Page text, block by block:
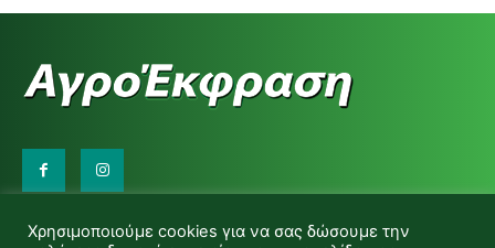
d.makas@yahoo.gr
Χρησιμοποιούμε cookies για να σας δώσουμε την